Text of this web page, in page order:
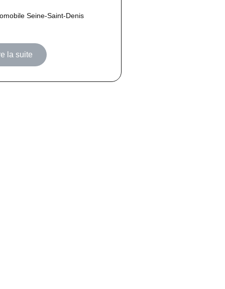
Seine-Saint-Denis
la suite